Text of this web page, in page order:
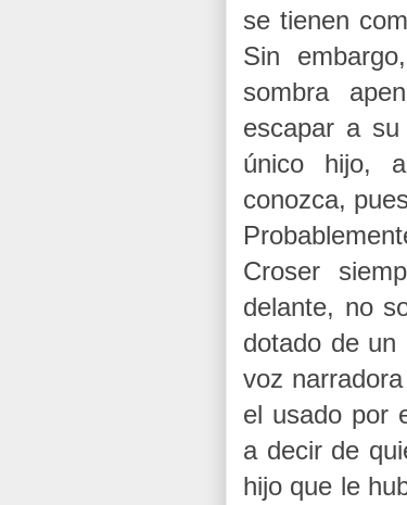
se tienen
Sin
sombra
escapar a
único hijo,
conozca,
Croser
delante, no
dotado de
voz
el usado por
a decir de
hijo que le